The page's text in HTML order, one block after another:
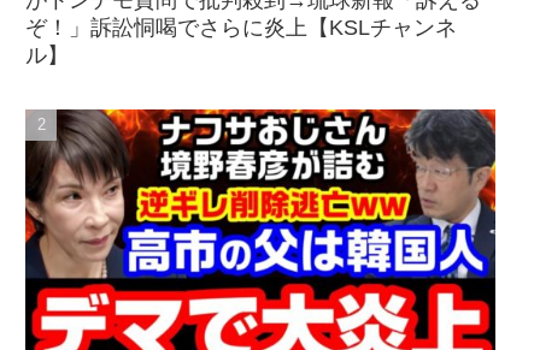
ぞ！」訴訟恫喝でさらに炎上【KSLチャンネ
ル】